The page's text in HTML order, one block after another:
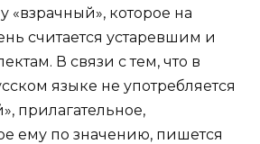
«взрачный», которое на
считается устаревшим и
В связи с тем, что в
языке не употребляется
прилагательное,
ему по значению, пишется